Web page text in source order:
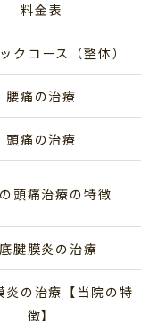
料金表
クコース（整体）
腰痛の治療
頭痛の治療
頭痛治療の特徴
腱膜炎の治療
炎の治療【当院の特
徴】